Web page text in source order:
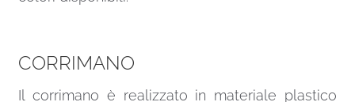
CORRIMANO
Il corrimano è realizzato in materiale plastico